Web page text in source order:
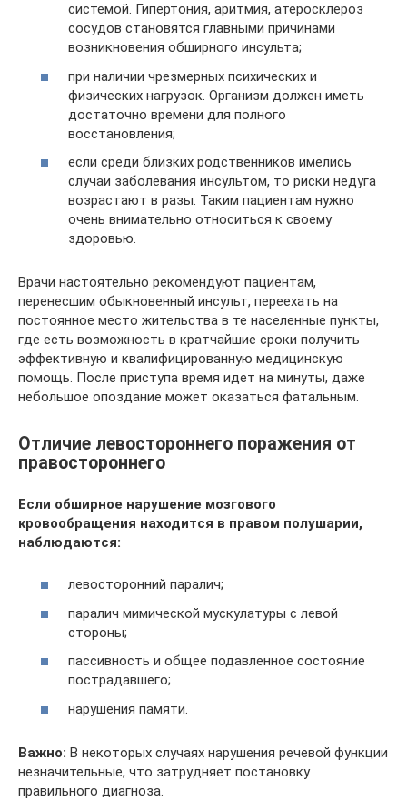
системой. Гипертония, аритмия, атеросклероз
сосудов становятся главными причинами
возникновения обширного инсульта;
при наличии чрезмерных психических и
физических нагрузок. Организм должен иметь
достаточно времени для полного
восстановления;
если среди близких родственников имелись
случаи заболевания инсультом, то риски недуга
возрастают в разы. Таким пациентам нужно
очень внимательно относиться к своему
здоровью.
Врачи настоятельно рекомендуют пациентам,
перенесшим обыкновенный инсульт, переехать на
постоянное место жительства в те населенные пункты,
где есть возможность в кратчайшие сроки получить
эффективную и квалифицированную медицинскую
помощь. После приступа время идет на минуты, даже
небольшое опоздание может оказаться фатальным.
Отличие левостороннего поражения от
правостороннего
Если обширное нарушение мозгового
кровообращения находится в правом полушарии,
наблюдаются:
левосторонний паралич;
паралич мимической мускулатуры с левой
стороны;
пассивность и общее подавленное состояние
пострадавшего;
нарушения памяти.
Важно: В некоторых случаях нарушения речевой функции
незначительные, что затрудняет постановку
правильного диагноза.